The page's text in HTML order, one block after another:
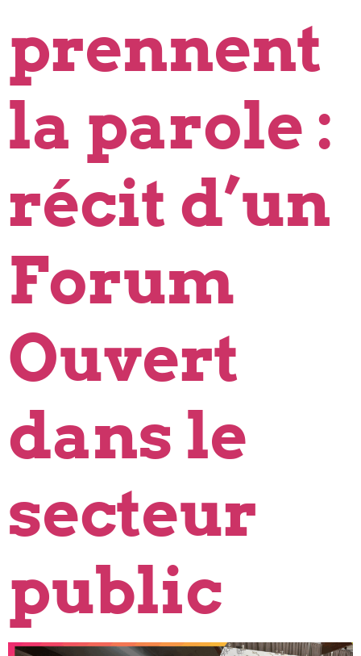
prennent
la parole :
récit d’un
Forum
Ouvert
dans le
secteur
public